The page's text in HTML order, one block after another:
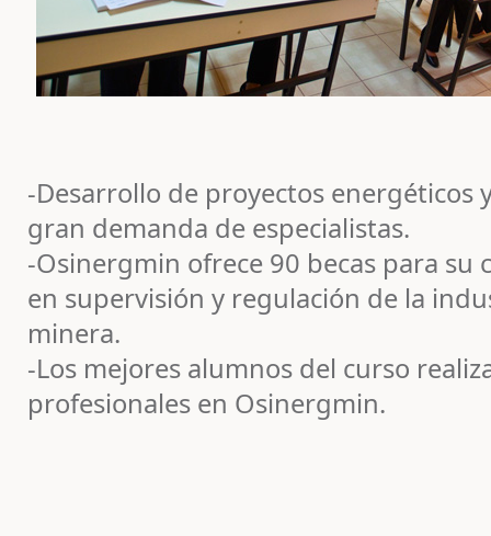
-Desarrollo de proyectos energéticos
gran demanda de especialistas.
-Osinergmin ofrece 90 becas para su
en supervisión y regulación de la
minera.
-Los mejores alumnos del curso
profesionales en Osinergmin.